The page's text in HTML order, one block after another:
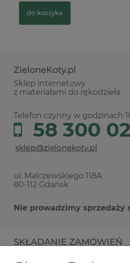
do koszyka
ZieloneKoty.pl
Sklep internetowy
z materiałami do rękodzieła
Telefon czynny w godzinach
58 300
ul. Malczewskiego 118A
80-112 Gdańsk
Nie prowadzimy sprzedaży
SKŁADANIE ZAMÓWIEŃ